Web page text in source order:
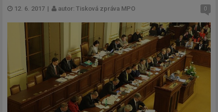
12. 6. 2017 | autor: Tisková zpráva MPO 0